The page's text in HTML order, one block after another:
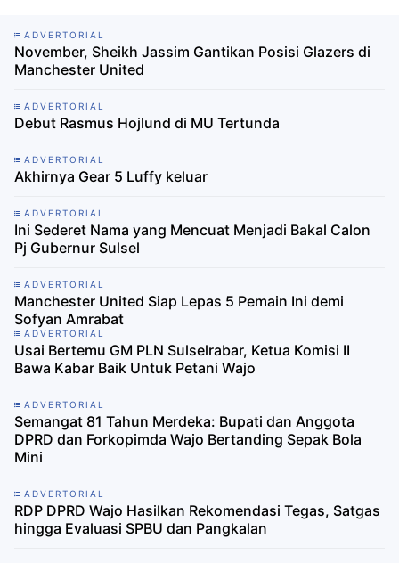
ADVERTORIAL
November, Sheikh Jassim Gantikan Posisi Glazers di
Manchester United
ADVERTORIAL
Debut Rasmus Hojlund di MU Tertunda
ADVERTORIAL
Akhirnya Gear 5 Luffy keluar
ADVERTORIAL
Ini Sederet Nama yang Mencuat Menjadi Bakal Calon
Pj Gubernur Sulsel
ADVERTORIAL
Manchester United Siap Lepas 5 Pemain Ini demi
Sofyan Amrabat
ADVERTORIAL
Usai Bertemu GM PLN Sulselrabar, Ketua Komisi II
Bawa Kabar Baik Untuk Petani Wajo
ADVERTORIAL
Semangat 81 Tahun Merdeka: Bupati dan Anggota
DPRD dan Forkopimda Wajo Bertanding Sepak Bola
Mini
ADVERTORIAL
RDP DPRD Wajo Hasilkan Rekomendasi Tegas, Satgas
hingga Evaluasi SPBU dan Pangkalan